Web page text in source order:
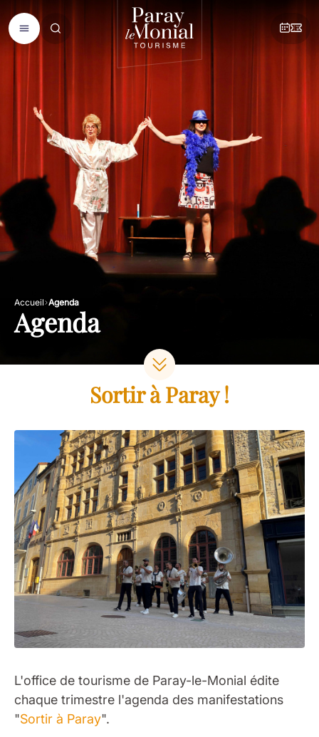
Accueil Agenda
Agenda
Sortir à Paray !
L'office de tourisme de Paray-le-Monial édite
chaque trimestre l'agenda des manifestations
"Sortir à Paray".